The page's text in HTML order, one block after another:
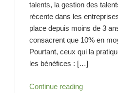
talents, la gestion des
récente dans les
place depuis moins de 3
consacrent que 10% en
Pourtant, ceux qui la
les bénéfices : […]
Continue readingRévélez